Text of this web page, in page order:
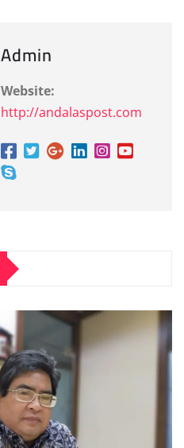
Admin
Website:
http://andalaspost.com